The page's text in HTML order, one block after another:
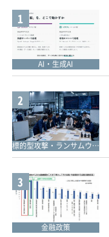
1
AI・生成AI
2
標的型攻撃・ランサムウェア対策
3
金融政策